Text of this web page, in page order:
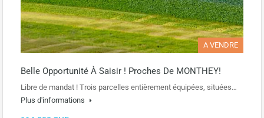
A VENDRE
Belle Opportunité À Saisir ! Proches De MONTHEY!
Libre de mandat ! Trois parcelles entièrement équipées, situées…
Plus d'informations